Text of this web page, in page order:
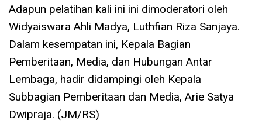
Adapun pelatihan kali ini ini dimoderatori oleh
Widyaiswara Ahli Madya, Luthfian Riza Sanjaya.
Dalam kesempatan ini, Kepala Bagian
Pemberitaan, Media, dan Hubungan Antar
Lembaga, hadir didampingi oleh Kepala
Subbagian Pemberitaan dan Media, Arie Satya
Dwipraja. (JM/RS)